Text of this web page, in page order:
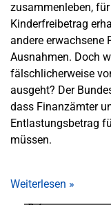
zusammenleben,
Kinderfreibetrag
andere erwachsene
Ausnahmen. Doch
fälschlicherweise
ausgeht? Der
dass Finanzämter
Entlastungsbetrag
müssen.
Weiterlesen »